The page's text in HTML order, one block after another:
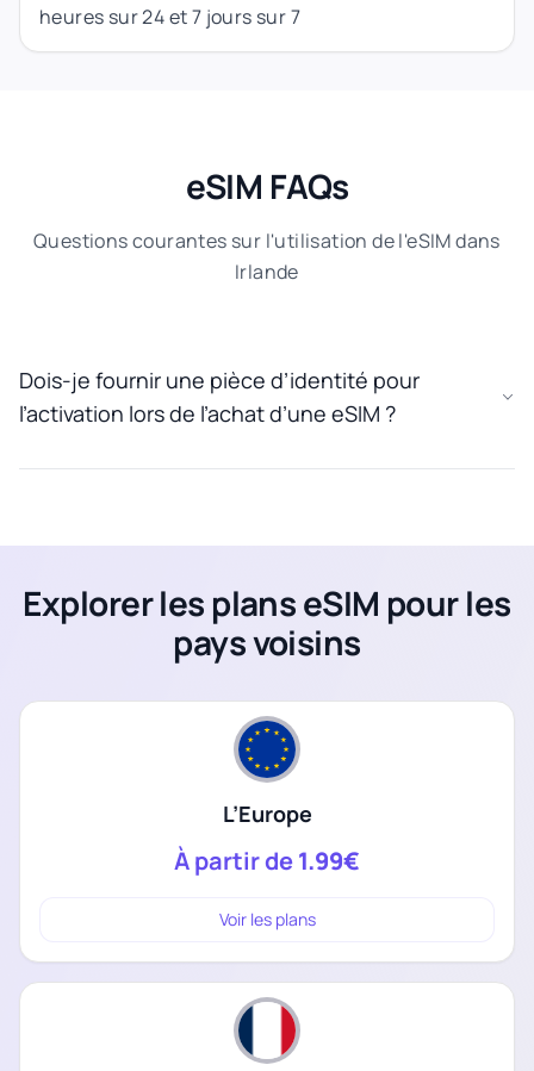
heures sur 24 et 7 jours sur 7
eSIM FAQs
Questions courantes sur l'utilisation de l'eSIM dans
Irlande
Dois-je fournir une pièce d’identité pour
l’activation lors de l’achat d’une eSIM ?
Explorer les plans eSIM pour les
pays voisins
L’Europe
À partir de1.99€
Voir les plans